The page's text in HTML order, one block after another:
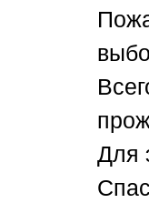
Для